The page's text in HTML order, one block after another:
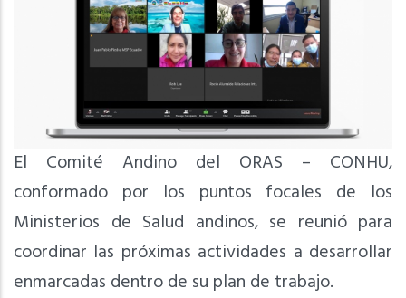
El Comité Andino del ORAS – CONHU,
conformado por los puntos focales de los
Ministerios de Salud andinos, se reunió para
coordinar las próximas actividades a desarrollar
enmarcadas dentro de su plan de trabajo.